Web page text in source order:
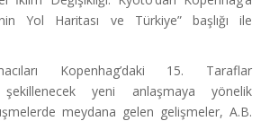
Yol Haritası ve Türkiye” başlığı ile
Kopenhag’daki 15. Taraflar
şekillenecek yeni anlaşmaya yönelik
meydana gelen gelişmeler, A.B.